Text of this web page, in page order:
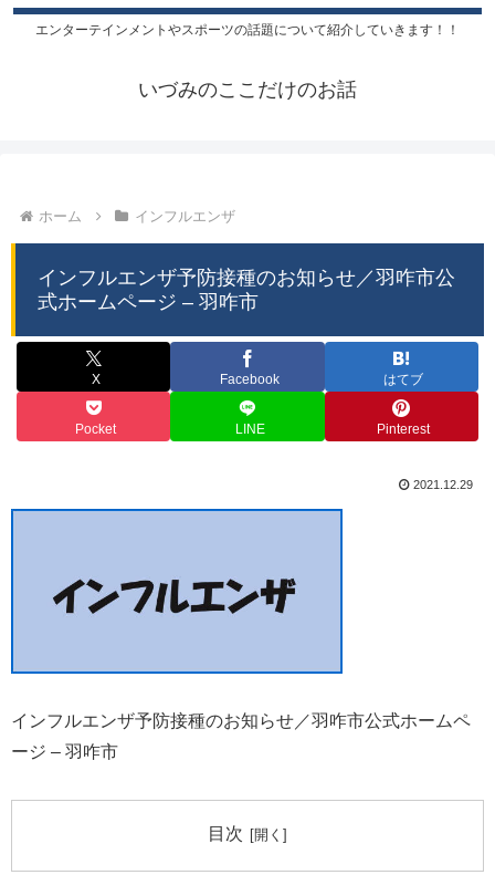
エンターテインメントやスポーツの話題について紹介していきます！！
いづみのここだけのお話
ホーム インフルエンザ
インフルエンザ予防接種のお知らせ／羽咋市公
式ホームページ – 羽咋市
X Facebook はてブ
Pocket LINE Pinterest
2021.12.29
インフルエンザ予防接種のお知らせ／羽咋市公式ホームペ
ージ – 羽咋市
目次